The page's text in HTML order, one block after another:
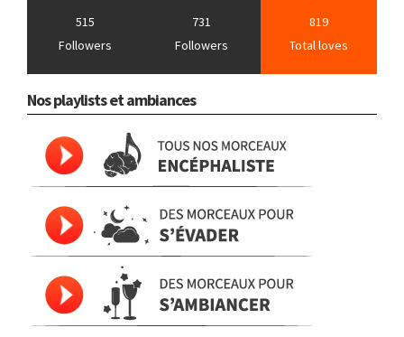
515
Followers
731
Followers
819
Total loves
Nos playlists et ambiances